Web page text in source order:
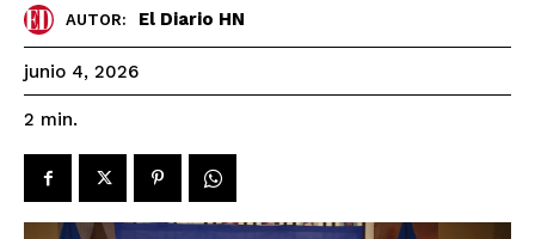
AUTOR: El Diario HN
junio 4, 2026
2 min.